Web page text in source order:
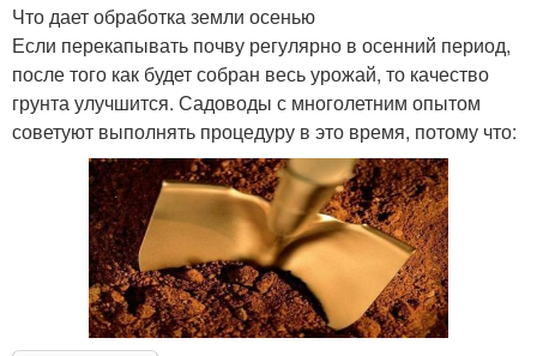
Что дает обработка земли осенью
Если перекапывать почву регулярно в осенний период,
после того как будет собран весь урожай, то качество
грунта улучшится. Садоводы с многолетним опытом
советуют выполнять процедуру в это время, потому что: